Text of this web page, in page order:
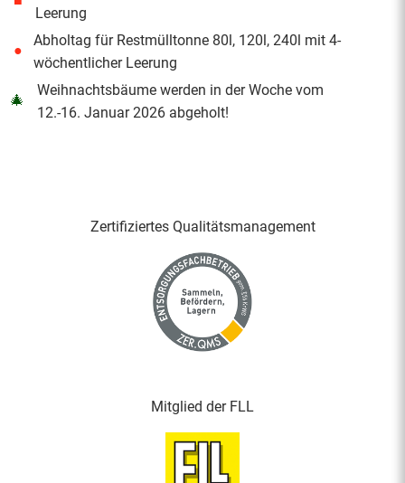
Leerung
●
Abholtag für Restmülltonne 80l, 120l, 240l mit 4-
wöchentlicher Leerung
🎄
Weihnachtsbäume werden in der Woche vom
12.-16. Januar 2026 abgeholt!
Zertifiziertes Qualitäts­management
Mitglied der FLL